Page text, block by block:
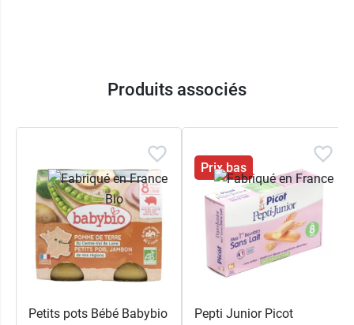
Produits associés
Petits pots Bébé Babybio
Prix bas
Pepti Junior Picot